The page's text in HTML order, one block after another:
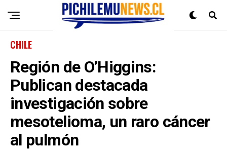
CHILE
Región de O’Higgins:
Publican destacada
investigación sobre
mesotelioma, un raro cáncer
al pulmón